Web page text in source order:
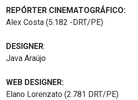
REPÓRTER CINEMATOGRÁFICO:
Alex Costa (5.182 -DRT/PE)
DESIGNER:
Java Araújo
WEB DESIGNER:
Elano Lorenzato (2.781 DRT/PE)